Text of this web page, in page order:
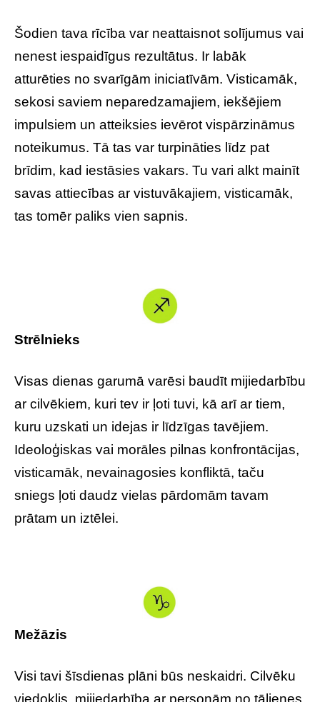
Šodien tava rīcība var neattaisnot solījumus vai
nenest iespaidīgus rezultātus. Ir labāk
atturēties no svarīgām iniciatīvām. Visticamāk,
sekosi saviem neparedzamajiem, iekšējiem
impulsiem un atteiksies ievērot vispārzināmus
noteikumus. Tā tas var turpināties līdz pat
brīdim, kad iestāsies vakars. Tu vari alkt mainīt
savas attiecības ar vistuvākajiem, visticamāk,
tas tomēr paliks vien sapnis.
Strēlnieks
Visas dienas garumā varēsi baudīt mijiedarbību
ar cilvēkiem, kuri tev ir ļoti tuvi, kā arī ar tiem,
kuru uzskati un idejas ir līdzīgas tavējiem.
Ideoloģiskas vai morāles pilnas konfrontācijas,
visticamāk, nevainagosies konfliktā, taču
sniegs ļoti daudz vielas pārdomām tavam
prātam un iztēlei.
Mežāzis
Visi tavi šīsdienas plāni būs neskaidri. Cilvēku